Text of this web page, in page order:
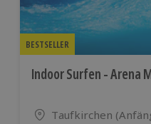
BESTSELLER
Indoor Surfen - Arena
Standort
Taufkirchen